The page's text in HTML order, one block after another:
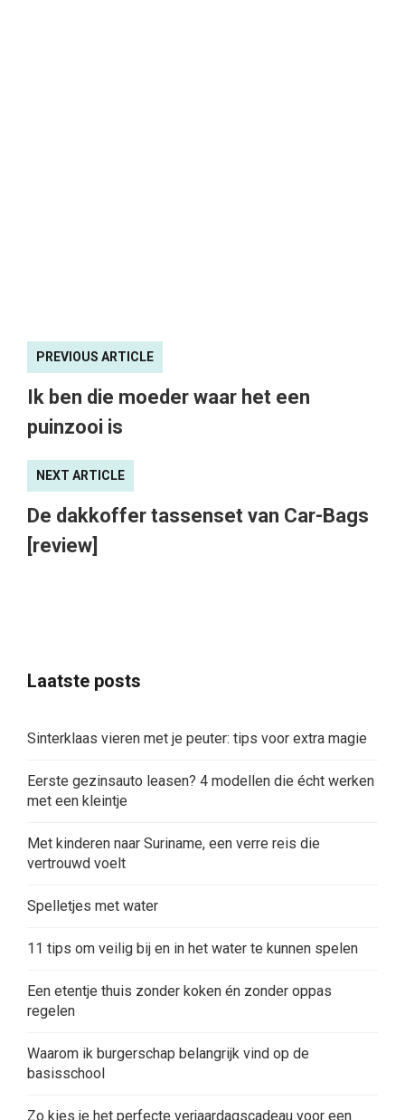
PREVIOUS ARTICLE
Ik ben die moeder waar het een
puinzooi is
NEXT ARTICLE
De dakkoffer tassenset van Car-Bags
[review]
Laatste posts
Sinterklaas vieren met je peuter: tips voor extra magie
Eerste gezinsauto leasen? 4 modellen die écht werken
met een kleintje
Met kinderen naar Suriname, een verre reis die
vertrouwd voelt
Spelletjes met water
11 tips om veilig bij en in het water te kunnen spelen
Een etentje thuis zonder koken én zonder oppas
regelen
Waarom ik burgerschap belangrijk vind op de
basisschool
Zo kies je het perfecte verjaardagscadeau voor een